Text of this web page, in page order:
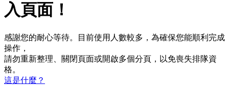
入頁面！
感謝您的耐心等待。目前使用人數較多，為確保您能順利完成
操作，
請勿重新整理、關閉頁面或開啟多個分頁，以免喪失排隊資
格。
這是什麼？